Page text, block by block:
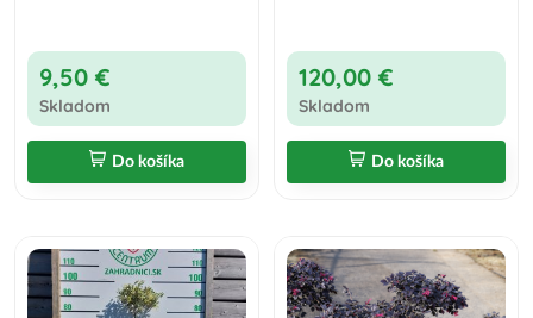
9,50 €
Skladom
Do košíka
120,00 €
Skladom
Do košíka